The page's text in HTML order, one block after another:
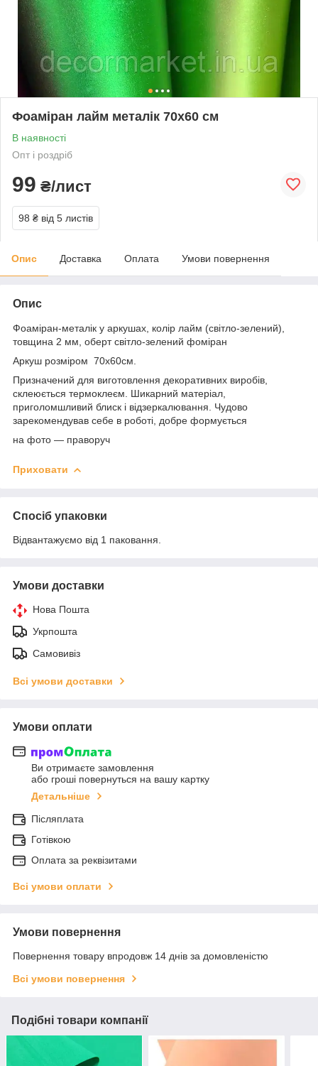
Фоаміран лайм металік 70х60 см
В наявності
Опт і роздріб
99 ₴/лист
98 ₴ від 5 листів
Опис Доставка Оплата Умови повернення
Опис
Фоаміран-металік у аркушах, колір лайм (світло-зелений),
товщина 2 мм, оберт світло-зелений фоміран
Аркуш розміром 70х60см.
Призначений для виготовлення декоративних виробів,
склеюється термоклеєм. Шикарний матеріал,
приголомшливий блиск і відзеркалювання. Чудово
зарекомендував себе в роботі, добре формується
на фото — праворуч
Приховати
Спосіб упаковки
Відвантажуємо від 1 паковання.
Умови доставки
Нова Пошта
Укрпошта
Самовивіз
Всі умови доставки
Умови оплати
Ви отримаєте замовлення
або гроші повернуться на вашу картку
Детальніше
Післяплата
Готівкою
Оплата за реквізитами
Всі умови оплати
Умови повернення
Повернення товару впродовж 14 днів за домовленістю
Всі умови повернення
Подібні товари компанії